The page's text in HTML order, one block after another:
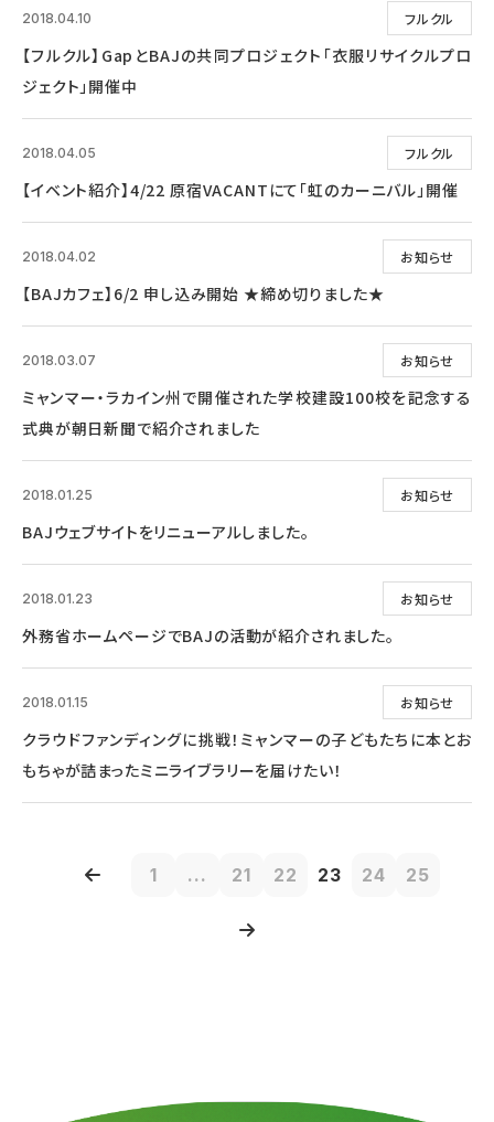
フルクル
2018.04.10
【フルクル】GapとBAJの共同プロジェクト「衣服リサイクルプロ
ジェクト」開催中
フルクル
2018.04.05
【イベント紹介】4/22 原宿VACANTにて「虹のカーニバル」開催
お知らせ
2018.04.02
【BAJカフェ】6/2 申し込み開始 ★締め切りました★
お知らせ
2018.03.07
ミャンマー・ラカイン州で開催された学校建設100校を記念する
式典が朝日新聞で紹介されました
お知らせ
2018.01.25
BAJウェブサイトをリニューアルしました。
お知らせ
2018.01.23
外務省ホームページでBAJの活動が紹介されました。
お知らせ
2018.01.15
クラウドファンディングに挑戦！ミャンマーの子どもたちに本とお
もちゃが詰まったミニライブラリーを届けたい！
1 ... 21 22 23 24 25